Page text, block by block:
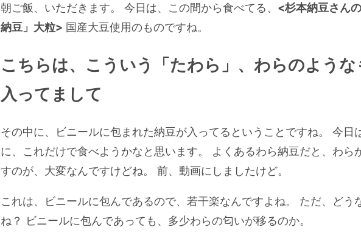
朝ご飯、いただきます。 今日は、この間から食べてる、 <杉本納豆さん
納豆」大粒> 国産大豆使用のものですね。
こちらは、こういう「たわら」、わらのような
入ってまして
その中に、ビニールに包まれた納豆が入ってるということですね。 今日
に、これだけで食べようかなと思います。 よくあるわら納豆だと、わら
すのが、大変なんですけどね。 前、動画にしましたけど。
これは、ビニールに包んであるので、若干楽なんですよね。 ただ、どう
ね？ ビニールに包んであっても、多少わらの匂いが移るのか。